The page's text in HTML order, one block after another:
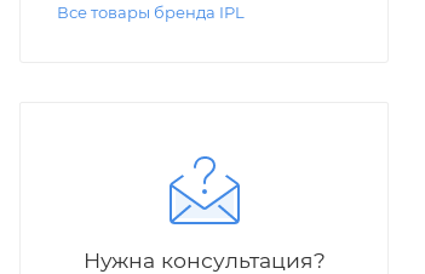
Все товары бренда IPL
Нужна консультация?